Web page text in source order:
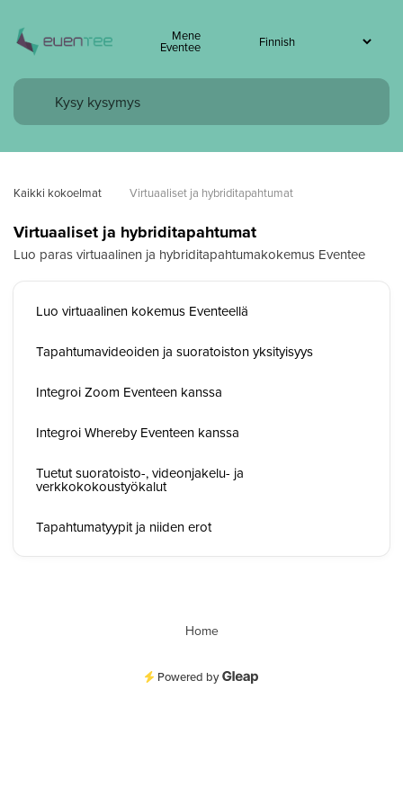
Mene
Eventee
Kaikki kokoelmat Virtuaaliset ja hybriditapahtumat
Virtuaaliset ja hybriditapahtumat
Luo paras virtuaalinen ja hybriditapahtumakokemus Eventee
Luo virtuaalinen kokemus Eventeellä
Tapahtumavideoiden ja suoratoiston yksityisyys
Integroi Zoom Eventeen kanssa
Integroi Whereby Eventeen kanssa
Tuetut suoratoisto-, videonjakelu- ja
verkkokokoustyökalut
Tapahtumatyypit ja niiden erot
Home
Powered by